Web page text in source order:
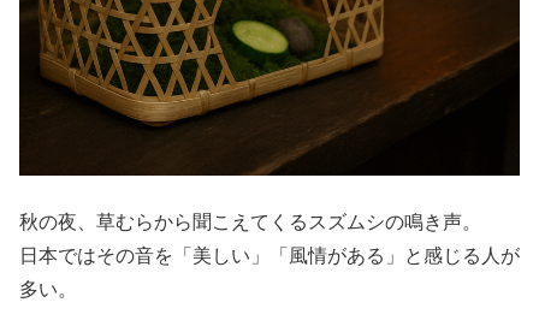
秋の夜、草むらから聞こえてくるスズムシの鳴き声。
日本ではその音を「美しい」「風情がある」と感じる人が
多い。